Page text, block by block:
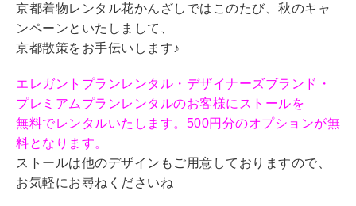
京都着物レンタル花かんざしではこのたび、秋のキャ
ンペーンといたしまして、
京都散策をお手伝いします♪
エレガントプランレンタル・デザイナーズブランド・
プレミアムプランレンタルのお客様にストールを
無料でレンタルいたします。500円分のオプションが無
料となります。
ストールは他のデザインもご用意しておりますので、
お気軽にお尋ねくださいね